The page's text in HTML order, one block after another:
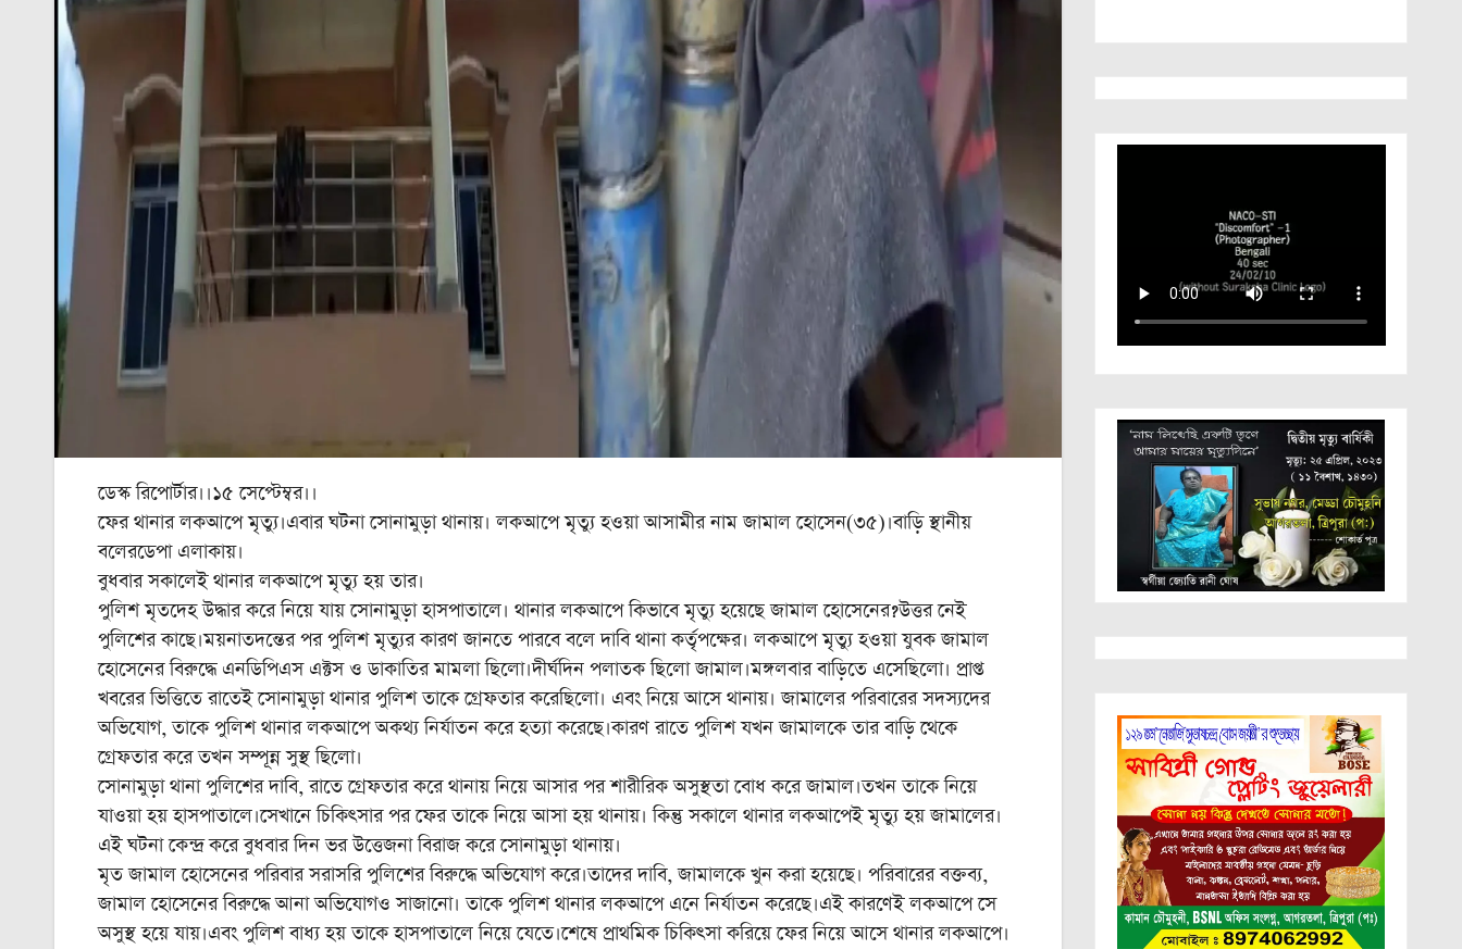
ডেস্ক রিপোর্টার।।১৫ সেপ্টেম্বর।।
ফের থানার লকআপে মৃত্যু।এবার ঘটনা সোনামুড়া থানায়। লকআপে মৃত্যু হওয়া আসামীর নাম জামাল হোসেন(৩৫)।বাড়ি স্থানীয়
বলেরডেপা এলাকায়।
বুধবার সকালেই থানার লকআপে মৃত্যু হয় তার।
পুলিশ মৃতদেহ উদ্ধার করে নিয়ে যায় সোনামুড়া হাসপাতালে। থানার লকআপে কিভাবে মৃত্যু হয়েছে জামাল হোসেনের?উত্তর নেই
পুলিশের কাছে।ময়নাতদন্তের পর পুলিশ মৃত্যুর কারণ জানতে পারবে বলে দাবি থানা কর্তৃপক্ষের। লকআপে মৃত্যু হওয়া যুবক জামাল
হোসেনের বিরুদ্ধে এনডিপিএস এক্টস ও ডাকাতির মামলা ছিলো।দীর্ঘদিন পলাতক ছিলো জামাল।মঙ্গলবার বাড়িতে এসেছিলো। প্রাপ্ত
খবরের ভিত্তিতে রাতেই সোনামুড়া থানার পুলিশ তাকে গ্রেফতার করেছিলো। এবং নিয়ে আসে থানায়। জামালের পরিবারের সদস্যদের
অভিযোগ, তাকে পুলিশ থানার লকআপে অকথ্য নির্যাতন করে হত্যা করেছে।কারণ রাতে পুলিশ যখন জামালকে তার বাড়ি থেকে
গ্রেফতার করে তখন সম্পূন্ন সুস্থ ছিলো।
সোনামুড়া থানা পুলিশের দাবি, রাতে গ্রেফতার করে থানায় নিয়ে আসার পর শারীরিক অসুস্থতা বোধ করে জামাল।তখন তাকে নিয়ে
যাওয়া হয় হাসপাতালে।সেখানে চিকিৎসার পর ফের তাকে নিয়ে আসা হয় থানায়। কিন্তু সকালে থানার লকআপেই মৃত্যু হয় জামালের।
এই ঘটনা কেন্দ্র করে বুধবার দিন ভর উত্তেজনা বিরাজ করে সোনামুড়া থানায়।
মৃত জামাল হোসেনের পরিবার সরাসরি পুলিশের বিরুদ্ধে অভিযোগ করে।তাদের দাবি, জামালকে খুন করা হয়েছে। পরিবারের বক্তব্য,
জামাল হোসেনের বিরুদ্ধে আনা অভিযোগও সাজানো। তাকে পুলিশ থানার লকআপে এনে নির্যাতন করেছে।এই কারণেই লকআপে সে
অসুস্থ হয়ে যায়।এবং পুলিশ বাধ্য হয় তাকে হাসপাতালে নিয়ে যেতে।শেষে প্রাথমিক চিকিৎসা করিয়ে ফের নিয়ে আসে থানার লকআপে।